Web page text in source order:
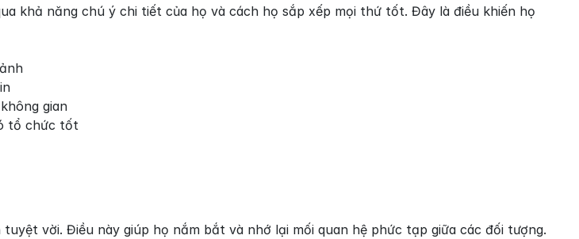
khả năng chú ý chi tiết của họ và cách họ sắp xếp mọi thứ tốt. Đây là điều khiến họ
gian
tổ chức tốt
vời. Điều này giúp họ nắm bắt và nhớ lại mối quan hệ phức tạp giữa các đối tượng.